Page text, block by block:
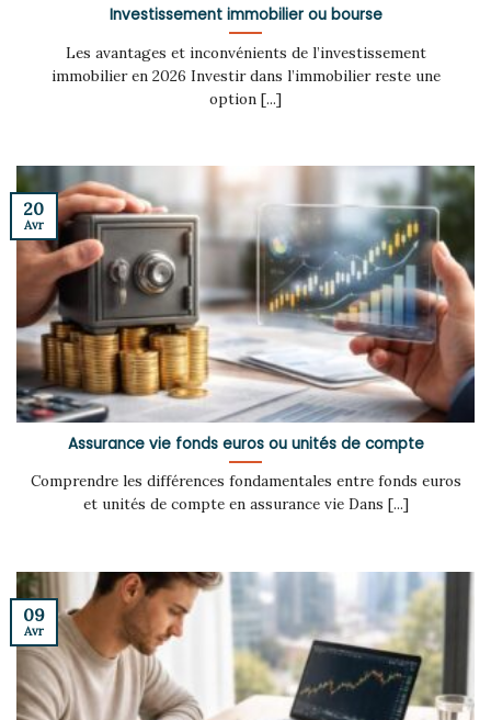
Investissement immobilier ou bourse
Les avantages et inconvénients de l’investissement
immobilier en 2026 Investir dans l’immobilier reste une
option [...]
Assurance vie fonds euros ou unités de compte
Comprendre les différences fondamentales entre fonds euros
et unités de compte en assurance vie Dans [...]
20
Avr
09
Avr